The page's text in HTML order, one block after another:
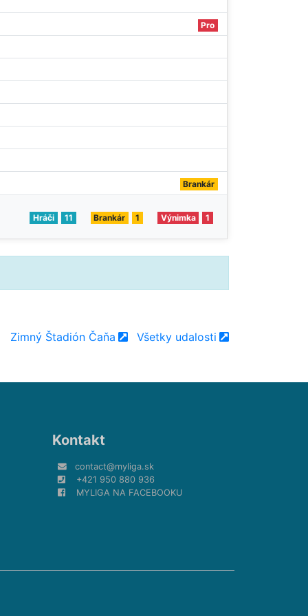
Pro
Brankár
Hráči 11 Brankár 1 Výnimka 1
Zimný Štadión Čaňa Všetky udalosti
Kontakt
contact@myliga.sk
+421 950 880 936
MYLIGA NA FACEBOOKU